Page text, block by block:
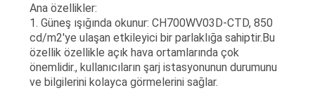
Ana özellikler:
1. Güneş ışığında okunur: CH700WV03D-CTD, 850
cd/m2'ye ulaşan etkileyici bir parlaklığa sahiptir.Bu
özellik özellikle açık hava ortamlarında çok
önemlidir., kullanıcıların şarj istasyonunun durumunu
ve bilgilerini kolayca görmelerini sağlar.